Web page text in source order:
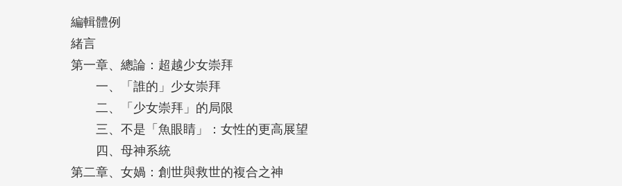
歐麗娟教授在本書融貫西方文化理論和中國儒家傳統，析論女媧、警幻仙姑、賈母、王夫人、
元妃、劉姥姥六位從神界到俗界的「母神人物」，如何構成循環遞接、環環相扣的敘事系統。
她們是支撐世界的力量根源，更是貫串小說文本的骨架，她們是不折不扣的救世之神與命運之
神，是大觀園裡最安靜、卻也是最堅定的母性溫柔力量。
《紅樓夢》裡的母神們從無到有，創造生命，延續未來；在和平的時空裡撫育眾生，給予溫
暖、保護、豐饒；也在破壞中重建，在傷害後修補，在滅絕時復生。她們在廢墟中闢建花園，
又在花園化為廢墟後固守幼苗，不僅隱身在百花盛開的背後，卻又是孕育百花的沃土，慷慨地
編輯體例
緒言
第一章、總論：超越少女崇拜
一、「誰的」少女崇拜
二、「少女崇拜」的局限
三、不是「魚眼睛」：女性的更高展望
四、母神系統
第二章、女媧：創世與救世的複合之神